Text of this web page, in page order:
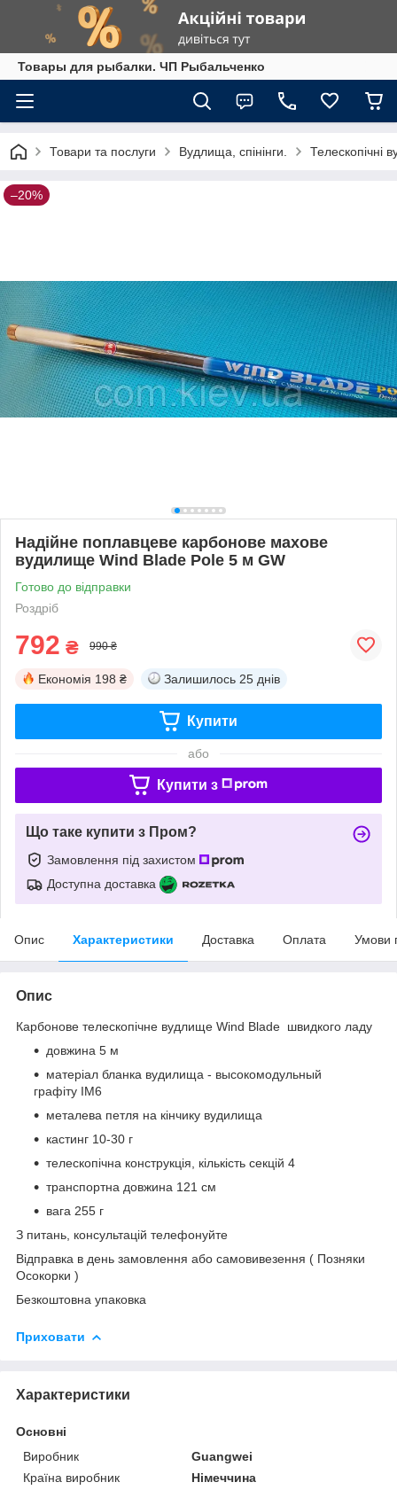
Товары для рыбалки. ЧП Рыбальченко
Товари та послуги Вудлища, спінінги. Телескопічні
–20%
Надійне поплавцеве карбонове махове
вудилище Wind Blade Pole 5 м GW
Готово до відправки
Роздріб
792 ₴ 990 ₴
Економія 198 ₴ Залишилось 25 днів
Купити
або
Купити з
Що таке купити з Пром?
Замовлення під захистом
Доступна доставка
Опис Характеристики Доставка Оплата Умови
Опис
Карбонове телескопічне вудлище Wind Blade швидкого ладу
довжина 5 м
матеріал бланка вудилища - высокомодульный
графіту IM6
металева петля на кінчику вудилища
кастинг 10-30 г
телескопічна конструкція, кількість секцій 4
транспортна довжина 121 см
вага 255 г
З питань, консультацій телефонуйте
Відправка в день замовлення або самовивезення ( Позняки
Осокорки )
Безкоштовна упаковка
Приховати
Характеристики
Основні
Виробник
Guangwei
Країна виробник
Німеччина